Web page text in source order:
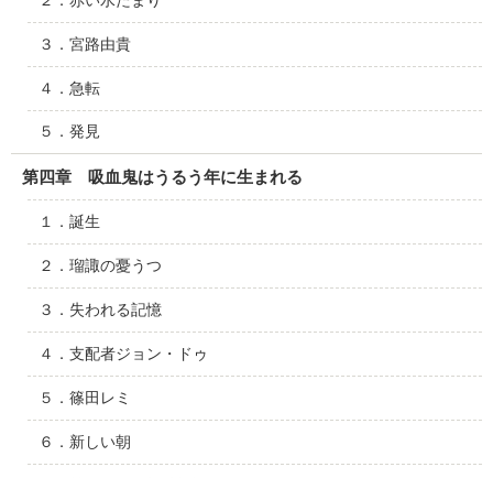
３．宮路由貴
４．急転
５．発見
第四章 吸血鬼はうるう年に生まれる
１．誕生
２．瑠諏の憂うつ
３．失われる記憶
４．支配者ジョン・ドゥ
５．篠田レミ
６．新しい朝